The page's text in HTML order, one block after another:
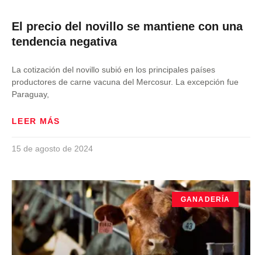
El precio del novillo se mantiene con una
tendencia negativa
La cotización del novillo subió en los principales países
productores de carne vacuna del Mercosur. La excepción fue
Paraguay,
LEER MÁS
15 de agosto de 2024
GANADERÍA